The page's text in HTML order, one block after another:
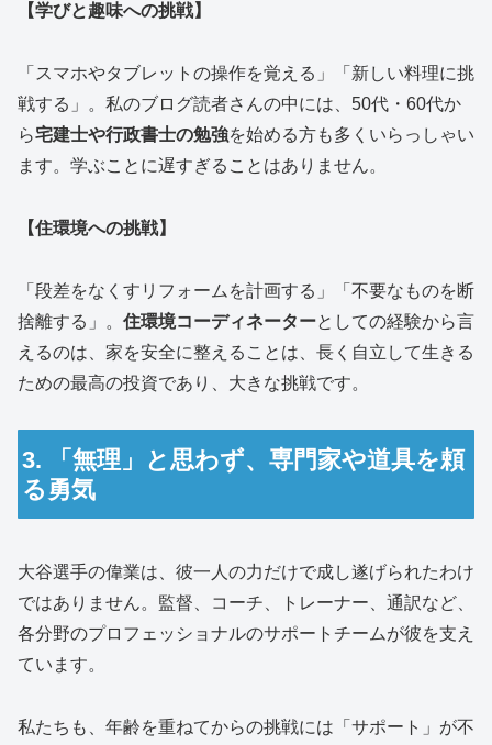
【学びと趣味への挑戦】
「スマホやタブレットの操作を覚える」「新しい料理に挑
戦する」。私のブログ読者さんの中には、50代・60代か
ら宅建士や行政書士の勉強を始める方も多くいらっしゃい
ます。学ぶことに遅すぎることはありません。
【住環境への挑戦】
「段差をなくすリフォームを計画する」「不要なものを断
捨離する」。 住環境コーディネーターとしての経験から言
えるのは、家を安全に整えることは、長く自立して生きる
ための最高の投資であり、大きな挑戦です。
3. 「無理」と思わず、専門家や道具を頼
る勇気
大谷選手の偉業は、彼一人の力だけで成し遂げられたわけ
ではありません。監督、コーチ、トレーナー、通訳など、
各分野のプロフェッショナルのサポートチームが彼を支え
ています。
私たちも、年齢を重ねてからの挑戦には「サポート」が不